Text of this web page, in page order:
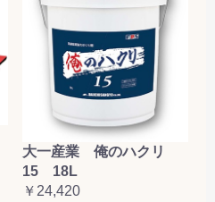
大一産業 俺のハクリ
15 18L
￥24,420